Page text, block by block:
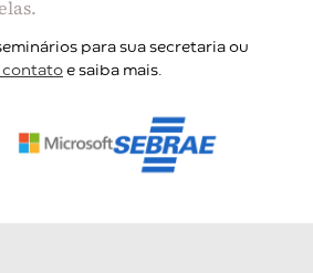
para sua secretaria ou
contatoe saiba mais.